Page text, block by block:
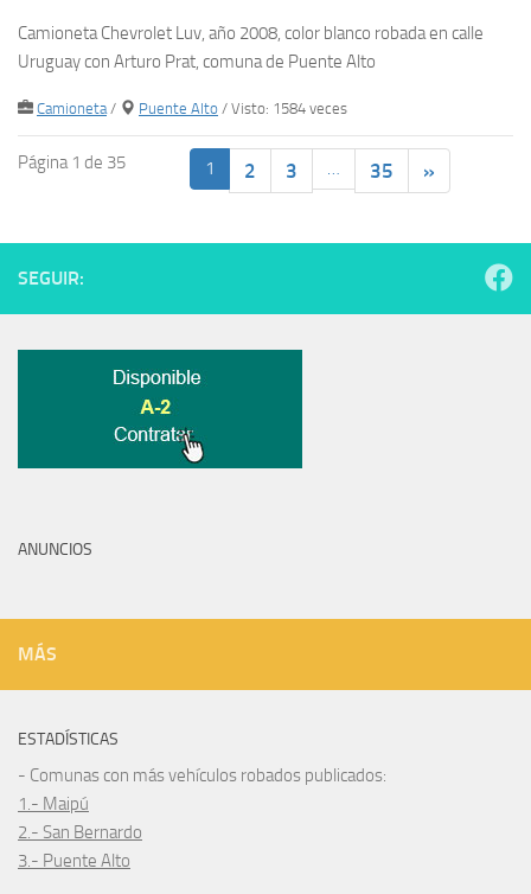
Camioneta Chevrolet Luv, año 2008, color blanco robada en calle
Uruguay con Arturo Prat, comuna de Puente Alto
Camioneta / Puente Alto / Visto: 1584 veces
Página 1 de 35 1 2 3 … 35 »
SEGUIR:
ANUNCIOS
MÁS
ESTADÍSTICAS
- Comunas con más vehículos robados publicados:
1.- Maipú
2.- San Bernardo
3.- Puente Alto